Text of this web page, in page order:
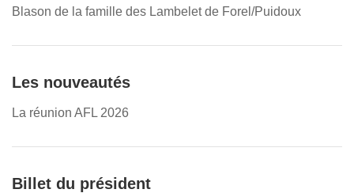
Blason de la famille des Lambelet de Forel/Puidoux
Les nouveautés
La réunion AFL 2026
Billet du président